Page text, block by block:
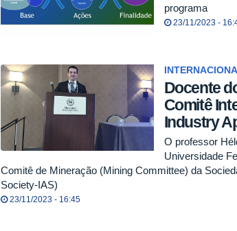
programa
23/11/2023 -
Docente
Comitê
Industry
O professor
Universidade
Comitê de Mineração (Mining Committee) da
Society-IAS)
23/11/2023 - 16:45